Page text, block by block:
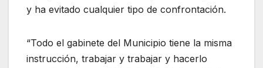
y ha evitado cualquier tipo de confrontación.
“Todo el gabinete del Municipio tiene la misma
instrucción, trabajar y trabajar y hacerlo